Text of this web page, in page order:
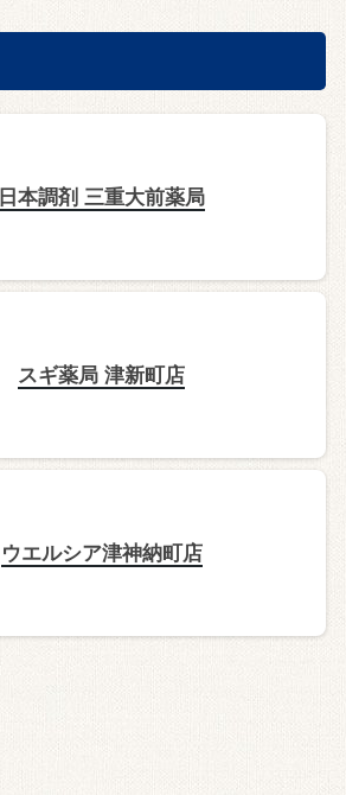
日本調剤 三重大前薬局
スギ薬局 津新町店
ウエルシア津神納町店